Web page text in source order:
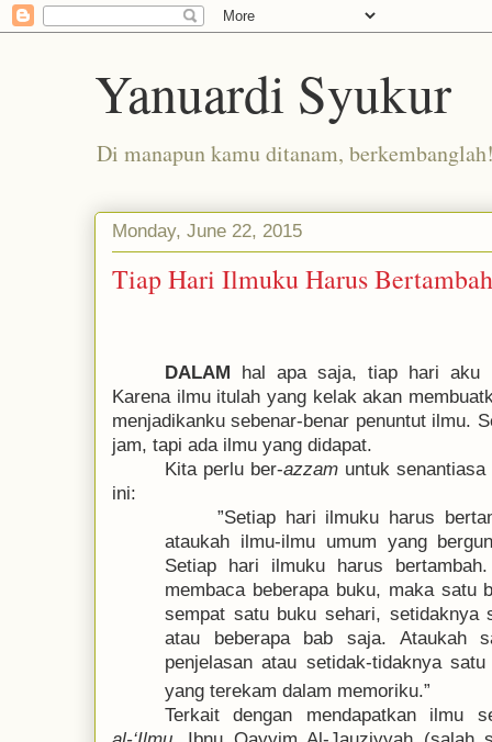
Yanuardi Syukur
Di manapun kamu ditanam,
Monday, June 22, 2015
Tiap Hari Ilmuku Harus Bertambah
DALAM hal apa saja, tiap hari aku
Karena ilmu itulah yang kelak akan
menjadikanku sebenar-benar penuntut ilmu.
jam, tapi ada ilmu yang didapat.
Kita perlu ber-azzamuntuk senantiasa
ini:
”Setiap hari ilmuku harus
ataukah ilmu-ilmu umum yang
Setiap hari ilmuku harus
membaca beberapa buku, maka satu
sempat satu buku sehari, setidaknya
atau beberapa bab saja. Ataukah
penjelasan atau setidak-tidaknya
yang terekam dalam memoriku.”
Terkait dengan mendapatkan ilmu